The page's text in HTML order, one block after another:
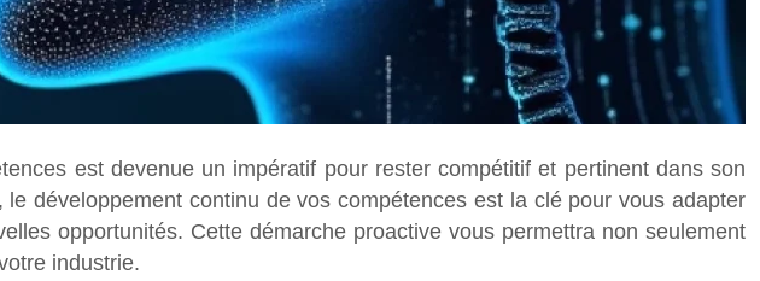
est devenue un impératif pour rester compétitif et pertinent dans son
développement continu de vos compétences est la clé pour vous adapter
opportunités. Cette démarche proactive vous permettra non seulement
industrie.